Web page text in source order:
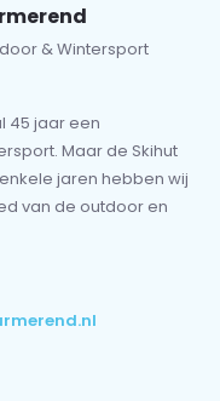
& Wintersport
45 jaar een
Maar de Skihut
jaren hebben wij
van de outdoor en